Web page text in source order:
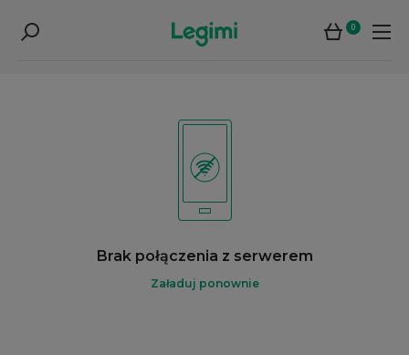
0
Brak połączenia z serwerem
Załaduj ponownie